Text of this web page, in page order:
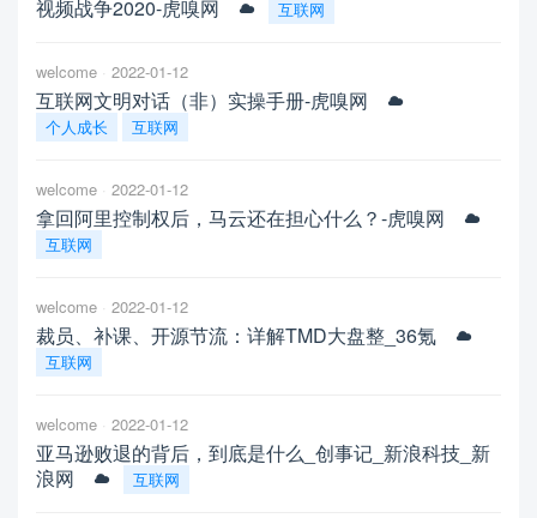
视频战争2020-虎嗅网 互联网
welcome 2022-01-12
互联网文明对话（非）实操手册-虎嗅网
个人成长 互联网
welcome 2022-01-12
拿回阿里控制权后，马云还在担心什么？-虎嗅网
互联网
welcome 2022-01-12
裁员、补课、开源节流：详解TMD大盘整_36氪
互联网
welcome 2022-01-12
亚马逊败退的背后，到底是什么_创事记_新浪科技_新
浪网
互联网